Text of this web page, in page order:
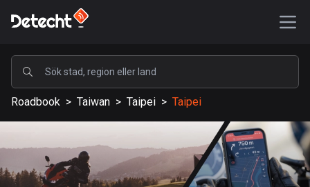
POPULÄRA
USA
587048 rutter
Sverige
203025 rutter
Roadbook > Taiwan > Taipei > Taipei